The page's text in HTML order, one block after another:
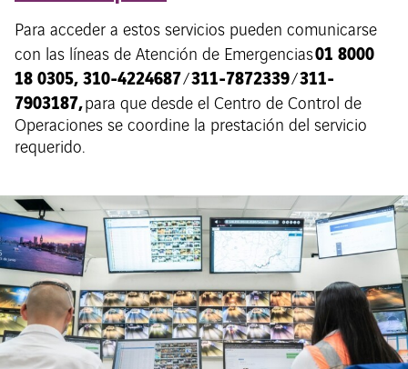
Para acceder a estos servicios pueden comunicarse
con las líneas de Atención de Emergencias01 8000
18 0305, 310-4224687/311-7872339/311-
7903187,para que desde el Centro de Control de
Operaciones se coordine la prestación del servicio
requerido.